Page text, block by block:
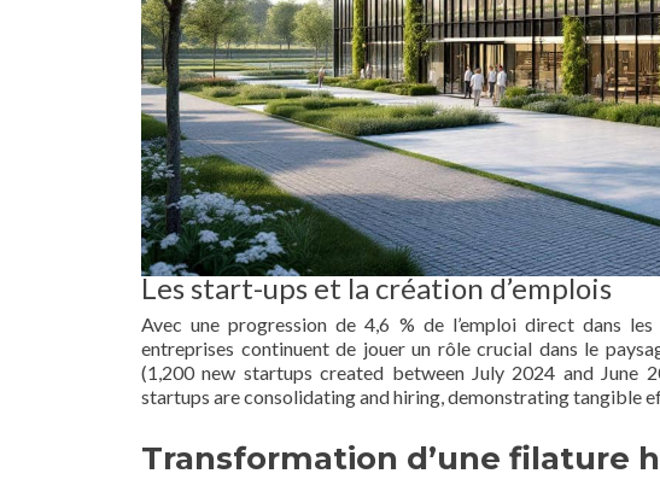
Les start-ups et la création d’emplois
Avec une progression de 4,6 % de l’emploi direct dans
entreprises continuent de jouer un rôle crucial dans le
(1,200 new startups created between July 2024 and June
startups are consolidating and hiring, demonstrating tangible
Transformation d’une filature